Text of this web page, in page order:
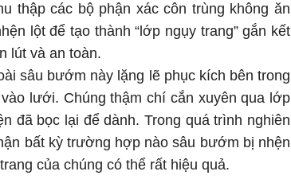
thập các bộ phận xác côn trùng không ăn
lột để tạo thành “lớp ngụy trang” gắn kết
lút và an toàn.
sâu bướm này lặng lẽ phục kích bên trong
lưới. Chúng thậm chí cắn xuyên qua lớp
đã bọc lại để dành. Trong quá trình nghiên
bất kỳ trường hợp nào sâu bướm bị nhện
của chúng có thể rất hiệu quả.